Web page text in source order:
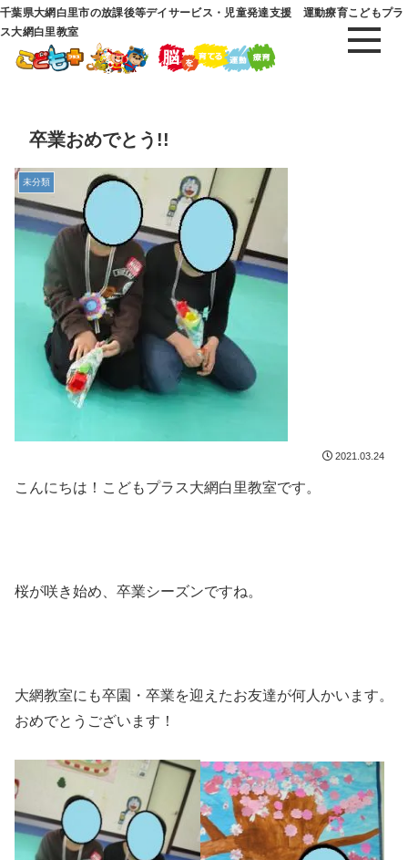
千葉県大網白里市の放課後等デイサービス・児童発達支援 運動療育こどもプラ
ス大網白里教室
卒業おめでとう!!
未分類
2021.03.24
こんにちは！こどもプラス大網白里教室です。
桜が咲き始め、卒業シーズンですね。
大網教室にも卒園・卒業を迎えたお友達が何人かいます。
おめでとうございます！